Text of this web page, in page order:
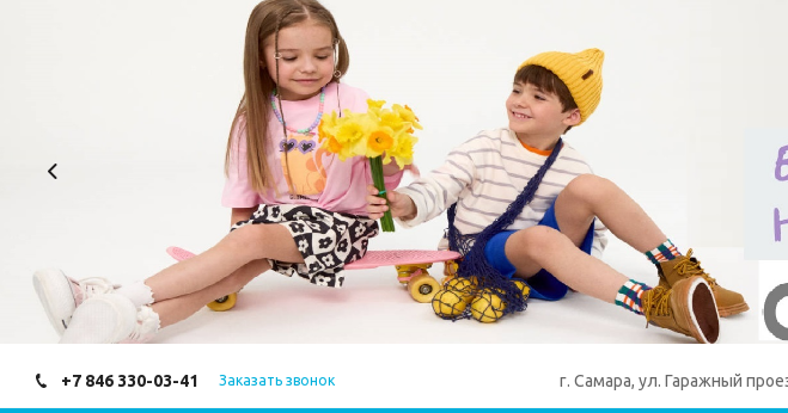
+7 846 330-03-41 Заказать звонок г. Самара, ул. Гаражный